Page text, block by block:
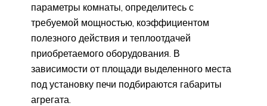
параметры комнаты, определитесь с
требуемой мощностью, коэффициентом
полезного действия и теплоотдачей
приобретаемого оборудования. В
зависимости от площади выделенного места
под установку печи подбираются габариты
агрегата.